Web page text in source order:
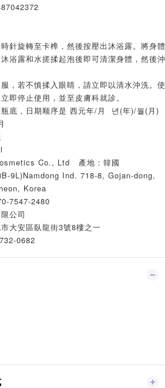
針旋轉至卡榫，然後按壓出沐浴露。將身體
浴露和水搓揉起泡後即可清潔身體，然後沖
，若不慎揉入眼睛，請立即以清水沖洗。使
即停止使用，並至皮膚科就診。
底，日期顺序是 西元年/月 년(年)/월(月)
Co., Ltd 產地：韓國
9L)Namdong Ind. 718-8, Gojan-dong,
Korea
7547-2480
公司
大安區臥龍街3號8樓之一
0682